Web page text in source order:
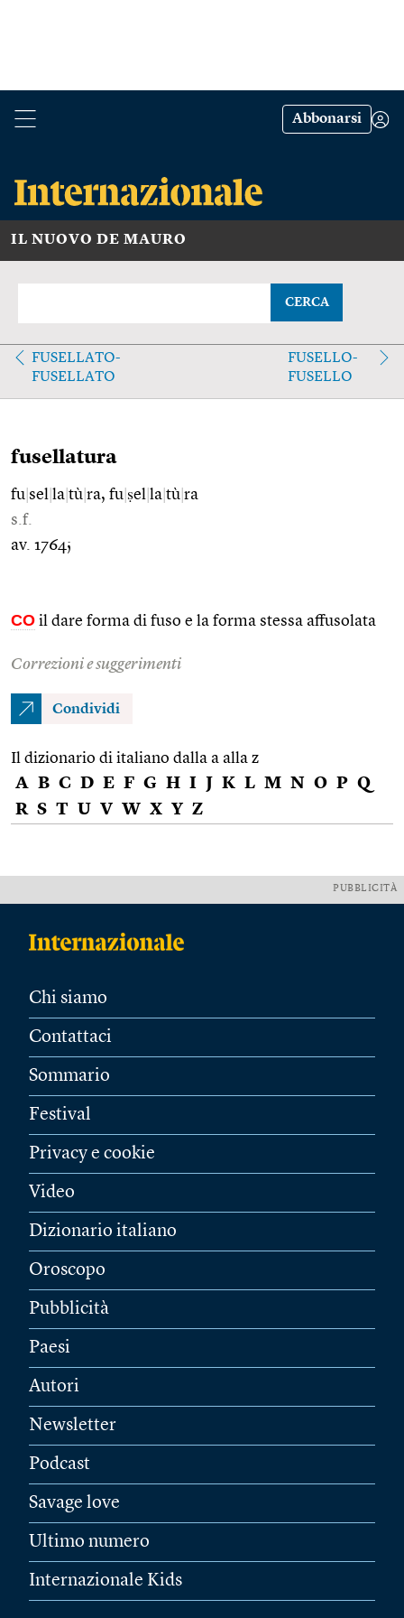
Abbonarsi
IL NUOVO DE MAURO
CERCA
FUSELLATO-
FUSELLATO
FUSELLO-
FUSELLO
fusellatura
fu sel la tù ra, fu ṣel la tù ra
s.f.
av. 1764;
CO il dare forma di fuso e la forma stessa affusolata
Correzioni e suggerimenti
Condividi
Il dizionario di italiano dalla a alla z
A B C D E F G H I J K L M N O P Q
R S T U V W X Y Z
PUBBLICITÀ
Chi siamo
Contattaci
Sommario
Festival
Privacy e cookie
Video
Dizionario italiano
Oroscopo
Pubblicità
Paesi
Autori
Newsletter
Podcast
Savage love
Ultimo numero
Internazionale Kids